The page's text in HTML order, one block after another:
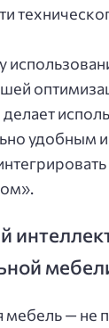
удобным
мебель — не